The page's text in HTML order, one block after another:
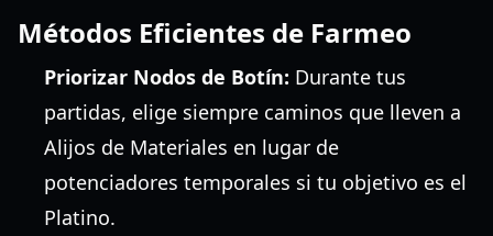
Métodos Eficientes de Farmeo
Priorizar Nodos de Botín: Durante tus
partidas, elige siempre caminos que lleven a
Alijos de Materiales en lugar de
potenciadores temporales si tu objetivo es el
Platino.